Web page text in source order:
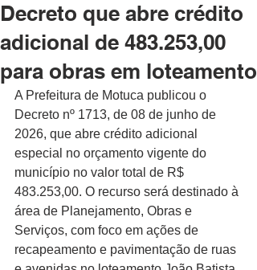
Decreto que abre crédito
adicional de 483.253,00
para obras em loteamento
A Prefeitura de Motuca publicou o
Decreto nº 1713, de 08 de junho de
2026, que abre crédito adicional
especial no orçamento vigente do
município no valor total de R$
483.253,00. O recurso será destinado à
área de Planejamento, Obras e
Serviços, com foco em ações de
recapeamento e pavimentação de ruas